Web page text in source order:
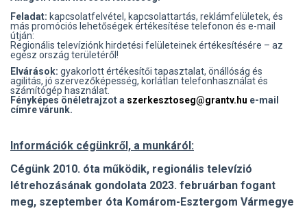
Feladat: kapcsolatfelvétel, kapcsolattartás, reklámfelületek, és
más promóciós lehetőségek értékesítése telefonon és e-mail
útján:
Regionális televíziónk hirdetési felületeinek értékesítésére – az
egész ország területéről!
Elvárások: gyakorlott értékesítői tapasztalat, önállóság és
agilitás, jó szervezőképesség, korlátlan telefonhasználat és
számítógép használat.
Fényképes önéletrajzot a szerkesztoseg@grantv.hu e-mail
címre várunk.
Információk cégünkről, a munkáról:
Cégünk 2010. óta működik, regionális televízió
létrehozásának gondolata 2023. februárban fogant
meg, szeptember óta Komárom-Esztergom Vármegye